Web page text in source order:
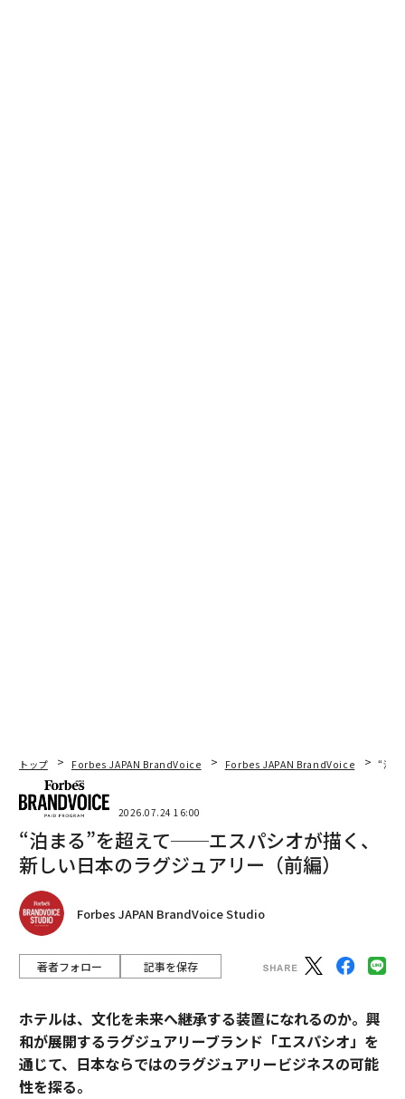
トップ Forbes JAPAN BrandVoice Forbes JAPAN BrandVoice “泊
2026.07.24 16:00
“泊まる”を超えて──エスパシオが描く、
新しい日本のラグジュアリー（前編）
Forbes JAPAN BrandVoice Studio
著者フォロー 記事を保存
ホテルは、文化を未来へ継承する装置になれるのか。興
和が展開するラグジュアリーブランド「エスパシオ」を
通じて、日本ならではのラグジュアリービジネスの可能
性を探る。